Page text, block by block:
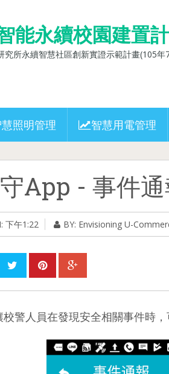
能永續校園建置
究所永續智慧社區創新實證示範計畫(105
照明管理 智慧用電管理
App - 事件通
下午1:22 BY: Envisioning U-
警人員在發現安全相關事件時